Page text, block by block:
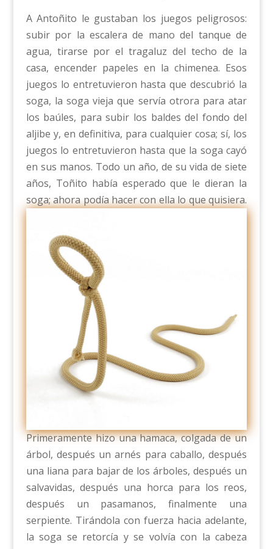
A Antoñito le gustaban los juegos peligrosos:
subir por la escalera de mano del tanque de
agua, tirarse por el tragaluz del techo de la
casa, encender papeles en la chimenea. Esos
juegos lo entretuvieron hasta que descubrió la
soga, la soga vieja que servía otrora para atar
los baúles, para subir los baldes del fondo del
aljibe y, en definitiva, para cualquier cosa; sí, los
juegos lo entretuvieron hasta que la soga cayó
en sus manos. Todo un año, de su vida de siete
años, Toñito había esperado que le dieran la
soga; ahora podía hacer con ella lo que quisiera.
Primeramente hizo una hamaca, colgada de un
árbol, después un arnés para caballo, después
una liana para bajar de los árboles, después un
salvavidas, después una horca para los reos,
después un pasamanos, finalmente una
serpiente. Tirándola con fuerza hacia adelante,
la soga se retorcía y se volvía con la cabeza